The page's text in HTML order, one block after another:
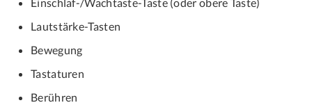
Einschlaf-/Wachtaste-Taste (oder obere Taste)
Lautstärke-Tasten
Bewegung
Tastaturen
Berühren